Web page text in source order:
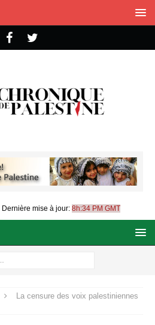
Dernière mise à jour: 8h:34 PM GMT
La censure des voix palestiniennes